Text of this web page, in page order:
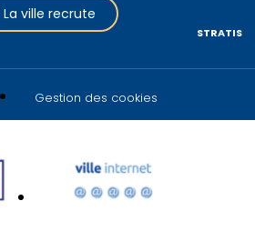
La ville recrute
Gestion des cookies
STRATIS